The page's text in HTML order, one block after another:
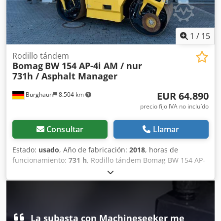
1 / 15
Burghaun 8.504 km
Rodillo tándem
Bomag BW 154 AP-4i AM / nur
731h / Asphalt Manager
EUR 64.890
precio fijo IVA no incluído
Consultar Llamar
Estado: usado, Año de fabricación: 2018, horas de
funcionamiento: 731 h, Rodillo tándem Bomag BW 154 AP-
4 AM, año de fabricación: 2018, horas de funcionamiento:
solo 731 h, motor: Kubota [55,4 kW/75 CV], Asphalt
Manager 2, peso: 7300 kg, banda de rodadura lisa, buen
estado, listo para su uso inmediato. Si lo desea, le
ofreceremos una opción de arrendamiento o financiación.
La subasta con Machineseeker me